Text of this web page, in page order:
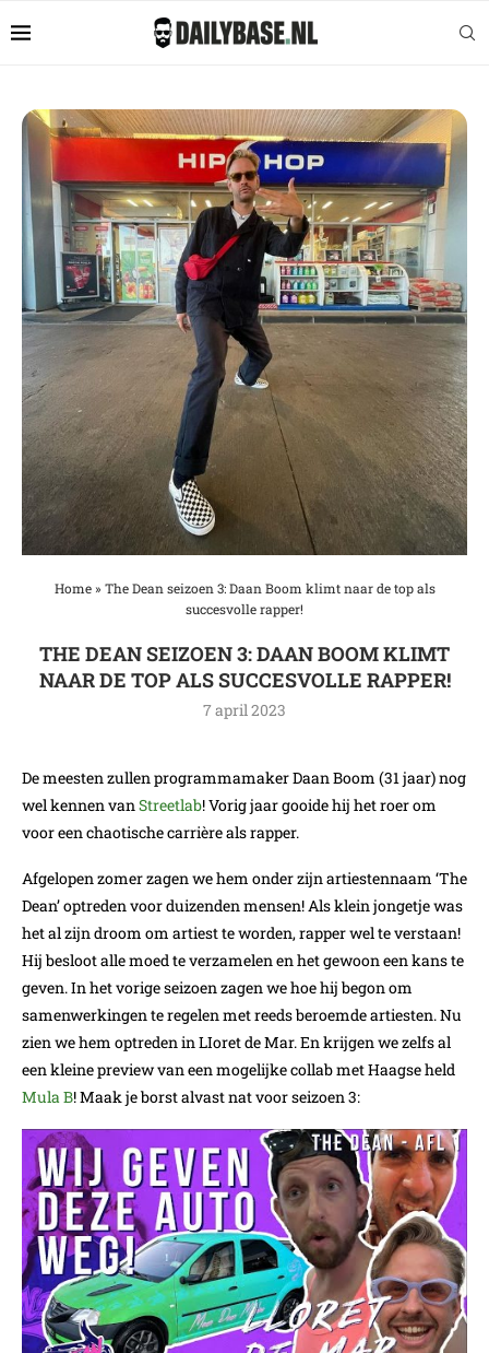
Home» The Dean seizoen 3: Daan Boom klimt naar de top als
succesvolle rapper!
THE DEAN SEIZOEN 3: DAAN BOOM KLIMT
NAAR DE TOP ALS SUCCESVOLLE RAPPER!
7 april 2023
De meesten zullen programmamaker Daan Boom (31 jaar) nog
wel kennen vanStreetlab! Vorig jaar gooide hij het roer om
voor een chaotische carrière als rapper.
Afgelopen zomer zagen we hem onder zijn artiestennaam ‘The
Dean’ optreden voor duizenden mensen! Als klein jongetje was
het al zijn droom om artiest te worden, rapper wel te verstaan!
Hij besloot alle moed te verzamelen en het gewoon een kans te
geven. In het vorige seizoen zagen we hoe hij begon om
samenwerkingen te regelen met reeds beroemde artiesten. Nu
zien we hem optreden in LIoret de Mar. En krijgen we zelfs al
een kleine preview van een mogelijke collab met Haagse held
Mula B! Maak je borst alvast nat voor seizoen 3: